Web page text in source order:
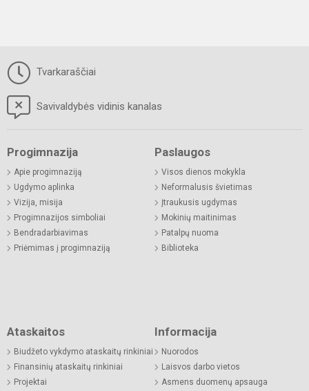
Tvarkaraščiai
Savivaldybės vidinis kanalas
Progimnazija
Apie progimnaziją
Ugdymo aplinka
Vizija, misija
Progimnazijos simboliai
Bendradarbiavimas
Priėmimas į progimnaziją
Paslaugos
Visos dienos mokykla
Neformalusis švietimas
Įtraukusis ugdymas
Mokinių maitinimas
Patalpų nuoma
Biblioteka
Ataskaitos
Biudžeto vykdymo ataskaitų rinkiniai
Finansinių ataskaitų rinkiniai
Projektai
Informacija
Nuorodos
Laisvos darbo vietos
Asmens duomenų apsauga